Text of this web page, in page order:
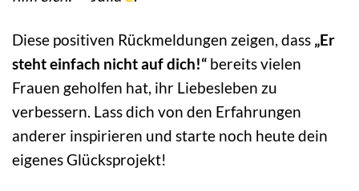
Diese positiven Rückmeldungen zeigen, dass „Er
steht einfach nicht auf dich!“ bereits vielen
Frauen geholfen hat, ihr Liebesleben zu
verbessern. Lass dich von den Erfahrungen
anderer inspirieren und starte noch heute dein
eigenes Glücksprojekt!